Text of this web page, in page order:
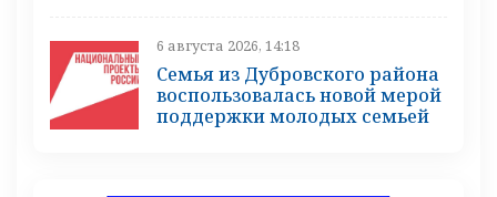
6 августа 2026, 14:18
Семья из Дубровского района
воспользовалась новой мерой
поддержки молодых семьей